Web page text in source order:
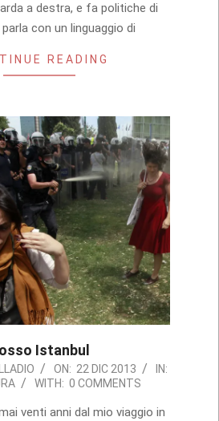
a destra, e fa politiche di
con un linguaggio di
READING
Istanbul
ON: 22 DIC 2013
IN:
WITH: 0 COMMENTS
venti anni dal mio viaggio in